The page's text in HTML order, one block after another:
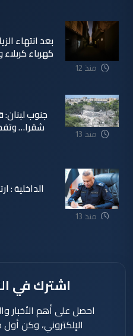
منذ 12
بعد انتهاء
كهرباء
منذ 13
جنوب لبنان:
شقرا…
منذ 13
الداخلية :
اشترك في
احصل على أهم الأخبار
الإلكتروني، وكن